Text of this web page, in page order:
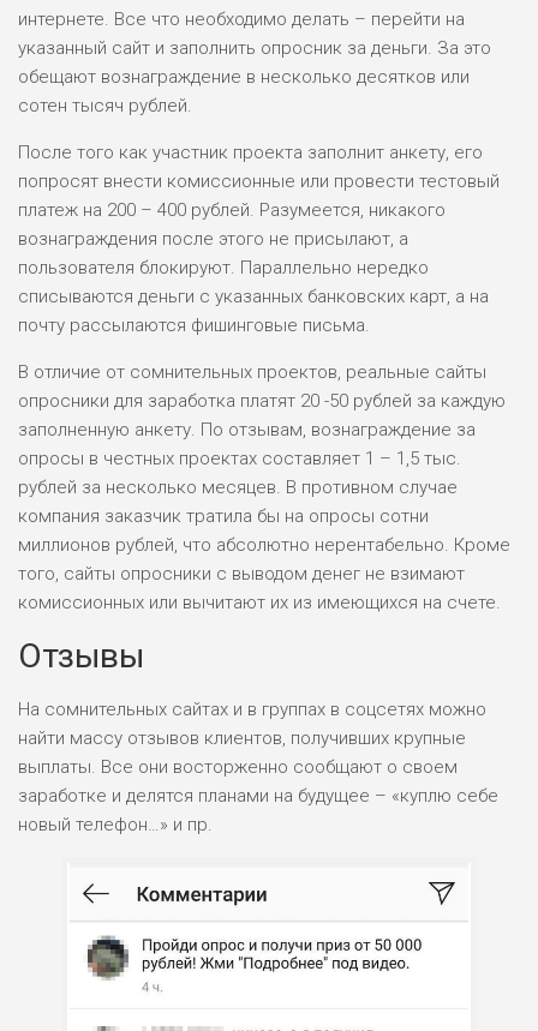
НАЗВАНИЕ ОБЗОР
ВСЕМ
ДОХОД: ВЫСОКИЙ
БЮДЖЕТ: ВЫСОКИЙ
ОБЗОР
ЛЮБИТЕЛЯ
РИСКИ: СРЕДНИЕ
ДОХОД: ВЫСОКИЙ
БЮДЖЕТ: НИЗКИЙ
ОБЗОР
ПОДОЙДЕТ
ВСЕМ
РИСКИ: НИЗКИЕ
ОБЗОР
ВСЕМ
РИСКИ: НИЗКИЕ
ДОХОД: СРЕДНИЙ
БЮДЖЕТ: НИЗКИЙ
ОБЗОР
интернете. Все что необходимо делать – перейти на
указанный сайт и заполнить опросник за деньги. За это
обещают вознаграждение в несколько десятков или
сотен тысяч рублей.
После того как участник проекта заполнит анкету, его
попросят внести комиссионные или провести тестовый
платеж на 200 – 400 рублей. Разумеется, никакого
вознаграждения после этого не присылают, а
пользователя блокируют. Параллельно нередко
списываются деньги с указанных банковских карт, а на
почту рассылаются фишинговые письма.
В отличие от сомнительных проектов, реальные сайты
опросники для заработка платят 20 -50 рублей за каждую
заполненную анкету. По отзывам, вознаграждение за
опросы в честных проектах составляет 1 – 1,5 тыс.
рублей за несколько месяцев. В противном случае
компания заказчик тратила бы на опросы сотни
миллионов рублей, что абсолютно нерентабельно. Кроме
того, сайты опросники с выводом денег не взимают
комиссионных или вычитают их из имеющихся на счете.
Отзывы
На сомнительных сайтах и в группах в соцсетях можно
найти массу отзывов клиентов, получивших крупные
выплаты. Все они восторженно сообщают о своем
заработке и делятся планами на будущее – «куплю себе
новый телефон…» и пр.